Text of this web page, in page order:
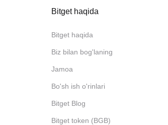
Bitget haqida
Bitget haqida
Biz bilan bog'laning
Jamoa
Bo'sh ish o'rinlari
Bitget Blog
Bitget token (BGB)